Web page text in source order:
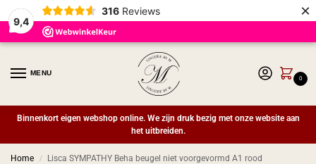
9,4
316 Reviews ×
MENU
0
Binnenkort eigen webshop online. We zijn druk bezig met onze website aan
het uitbreiden.
Home / Lisca SYMPATHY Beha beugel niet voorgevormd A1 rood